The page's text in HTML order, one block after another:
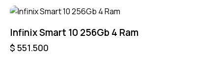
Infinix Smart 10 256Gb 4 Ram
$ 551.500